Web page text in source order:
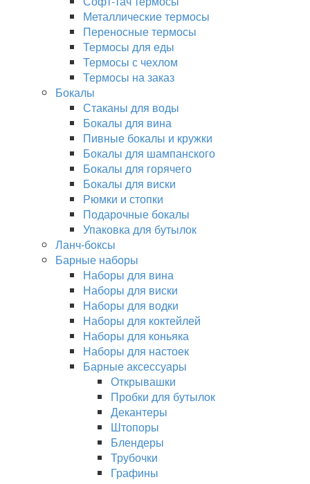
Металлические термосы
Переносные термосы
Термосы для еды
Термосы с чехлом
Термосы на заказ
Бокалы
Стаканы для воды
Бокалы для вина
Пивные бокалы и кружки
Бокалы для шампанского
Бокалы для горячего
Бокалы для виски
Рюмки и стопки
Подарочные бокалы
Упаковка для бутылок
Ланч-боксы
Барные наборы
Наборы для вина
Наборы для виски
Наборы для водки
Наборы для коктейлей
Наборы для коньяка
Наборы для настоек
Барные аксессуары
Открывашки
Пробки для бутылок
Декантеры
Штопоры
Блендеры
Трубочки
Графины